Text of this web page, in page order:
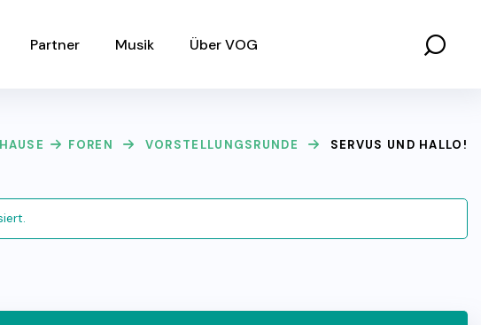
Partner Musik Über VOG
FOREN VORSTELLUNGSRUNDE SERVUS UND HALLO!